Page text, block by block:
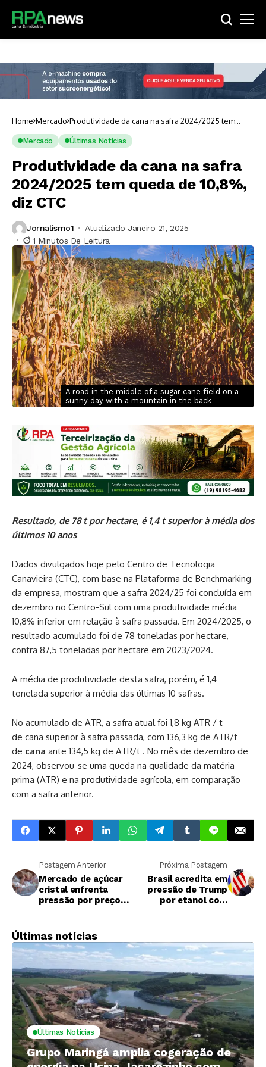
Home Mercado Produtividade da cana na safra 2024/2025 tem
Mercado Últimas Notícias
Produtividade da cana na safra
2024/2025 tem queda de 10,8%,
diz CTC
Jornalismo1
Atualizado Janeiro 21, 2025
1 Minutos De Leitura
A road in the middle of a sugar cane field on a
sunny day with a mountain in the back
Resultado, de 78 t por hectare, é 1,4 t superior à média dos
últimos 10 anos
Dados divulgados hoje pelo Centro de Tecnologia
Canavieira (CTC), com base na Plataforma de Benchmarking
da empresa, mostram que a safra 2024/25 foi concluída em
dezembro no Centro-Sul com uma produtividade média
10,8% inferior em relação à safra passada. Em 2024/2025, o
resultado acumulado foi de 78 toneladas por hectare,
contra 87,5 toneladas por hectare em 2023/2024.
A média de produtividade desta safra, porém, é 1,4
tonelada superior à média das últimas 10 safras.
No acumulado de ATR, a safra atual foi 1,8 kg ATR / t
de cana superior à safra passada, com 136,3 kg de ATR/t
de cana ante 134,5 kg de ATR/t . No mês de dezembro de
2024, observou-se uma queda na qualidade da matéria-
prima (ATR) e na produtividade agrícola, em comparação
com a safra anterior.
Postagem Anterior
Mercado de açúcar
cristal enfrenta
pressão por preços
Próxima Postagem
Brasil acredita em
pressão de Trump
por etanol com
Últimas notícias
Últimas Notícias
Grupo Maringá amplia cogeração de